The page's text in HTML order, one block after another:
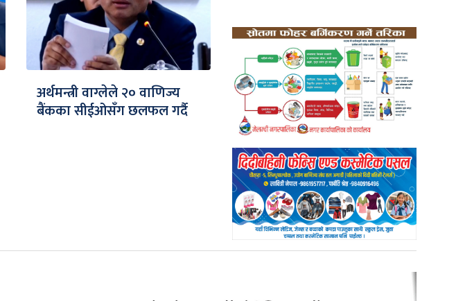
अर्थमन्त्री वाग्लेले २० वाणिज्य
बैंकका सीईओसँग छलफल गर्दै